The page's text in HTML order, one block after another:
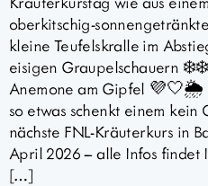
oberkitschig-
kleine Teufelskralle im
eisigen Graupelschauern
Anemone am Gipfel 💜🤍🌦️
so etwas schenkt einem
nächste FNL-Kräuterkurs in
April 2026 – alle Infos findet
[…]